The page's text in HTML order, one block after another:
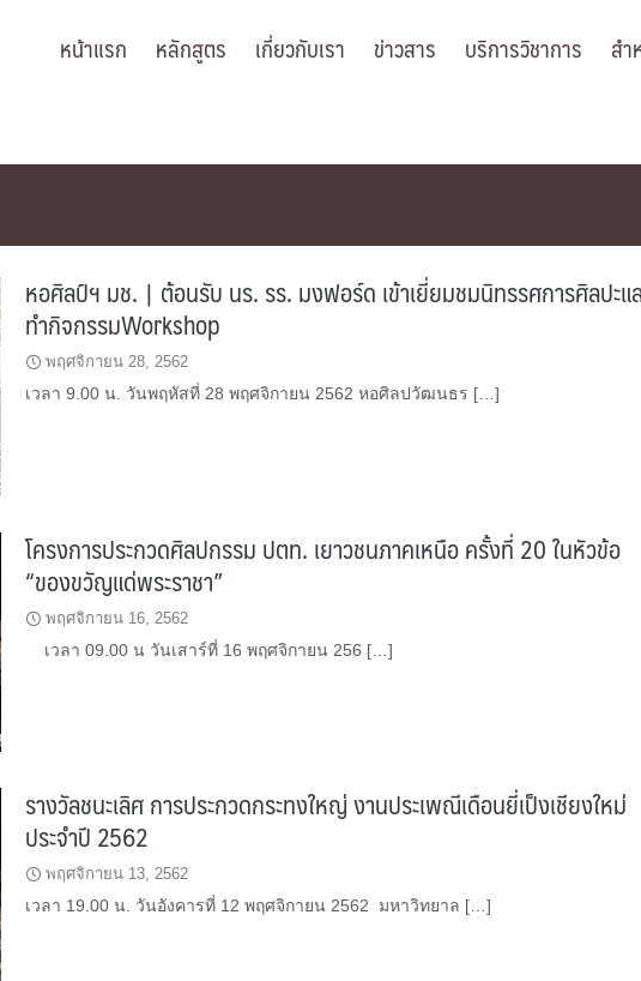
หน้าแรก หลักสูตร เกี่ยวกับเรา ข่าวสาร บริการวิชาการ ส
หอศิลป์ฯ มช. | ต้อนรับ นร. รร. มงฟอร์ด เข้าเยี่ยมชมนิทรรศการศิลปะแ
ทำกิจกรรมWorkshop
พฤศจิกายน 28, 2562
เวลา 9.00 น. วันพฤหัสที่ 28 พฤศจิกายน 2562 หอศิลปวัฒนธร […]
โครงการประกวดศิลปกรรม ปตท. เยาวชนภาคเหนือ ครั้งที่ 20 ในหัวข้อ
“ของขวัญแด่พระราชา”
พฤศจิกายน 16, 2562
เวลา 09.00 น วันเสาร์ที่ 16 พฤศจิกายน 256 […]
รางวัลชนะเลิศ การประกวดกระทงใหญ่ งานประเพณีเดือนยี่เป็งเชียงใหม่
ประจำปี 2562
พฤศจิกายน 13, 2562
เวลา 19.00 น. วันอังคารที่ 12 พฤศจิกายน 2562 มหาวิทยาล […]